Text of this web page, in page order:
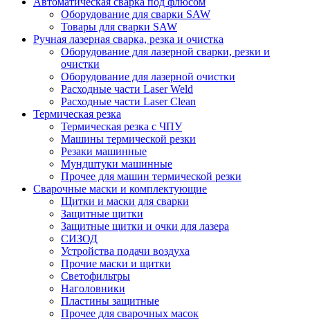
Оборудование для сварки SAW
Товары для сварки SAW
Ручная лазерная сварка, резка и очистка
Оборудование для лазерной сварки, резки и
очистки
Оборудование для лазерной очистки
Расходные части Laser Weld
Расходные части Laser Clean
Термическая резка
Термическая резка с ЧПУ
Машины термической резки
Резаки машинные
Мундштуки машинные
Прочее для машин термической резки
Сварочные маски и комплектующие
Щитки и маски для сварки
Защитные щитки
Защитные щитки и очки для лазера
СИЗОД
Устройства подачи воздуха
Прочие маски и щитки
Светофильтры
Наголовники
Пластины защитные
Прочее для сварочных масок